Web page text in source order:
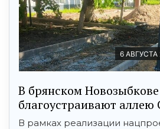
6 АВГУСТА
В брянском Новозыбкове
благоустраивают аллею
В рамках реализации